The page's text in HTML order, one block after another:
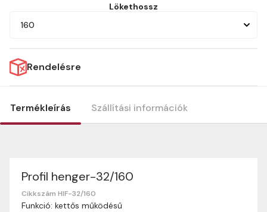
Lökethossz
160
Rendelésre
Termékleírás Szállítási információk
Profil henger-32/160
Cikkszám HIF-32/160
Funkció: kettős működésű
Szállítási információk
Nagyon köszönjük, hogy webshopunkat választottátok
vásárlásaitokhoz. Az alábbiakban megtaláljátok szállítási